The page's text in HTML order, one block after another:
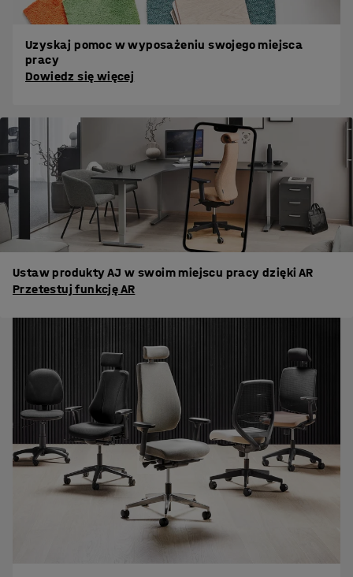
Uzyskaj pomoc w wyposażeniu swojego miejsca
pracy
Dowiedz się więcej
Ustaw produkty AJ w swoim miejscu pracy dzięki AR
Przetestuj funkcję AR